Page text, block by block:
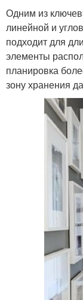
Одним из
линейной и
подходит для
элементы
планировка
зону хранения